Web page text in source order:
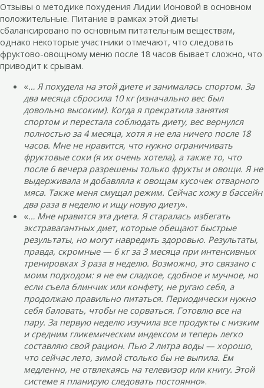
Отзывы о методике похудения Лидии Ионовой в основном
положительные. Питание в рамках этой диеты
сбалансировано по основным питательным веществам,
однако некоторые участники отмечают, что следовать
фруктово-овощному меню после 18 часов бывает сложно, что
приводит к срывам.
«… Я похудела на этой диете и занималась спортом. За
два месяца сбросила 10 кг (изначально вес был
довольно высоким). Когда я прекратила занятия
спортом и перестала соблюдать диету, вес вернулся
полностью за 4 месяца, хотя я не ела ничего после 18
часов. Мне не нравится, что нужно ограничивать
фруктовые соки (я их очень хотела), а также то, что
после 6 вечера разрешены только фрукты и овощи. Я не
выдерживала и добавляла к овощам кусочек отварного
мяса. Также меня смущал режим. Сейчас хожу в бассейн
два раза в неделю и ищу новую диету».
«… Мне нравится эта диета. Я старалась избегать
экстравагантных диет, которые обещают быстрые
результаты, но могут навредить здоровью. Результаты,
правда, скромные — 6 кг за 3 месяца при интенсивных
тренировках 3 раза в неделю. Возможно, это связано с
моим подходом: я не ем сладкое, сдобное и мучное, но
если съела блинчик или конфету, не ругаю себя, а
продолжаю правильно питаться. Периодически нужно
себя баловать, чтобы не сорваться. Готовлю все на
пару. За первую неделю изучила все продукты с низким
и средним гликемическим индексом и теперь легко
составляю свой рацион. Пью 2 литра воды — хорошо,
что сейчас лето, зимой столько бы не выпила. Ем
медленно, не отвлекаясь на телевизор или книгу. Этой
системе я планирую следовать постоянно».